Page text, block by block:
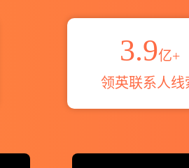
3.9亿+
领英联系人线